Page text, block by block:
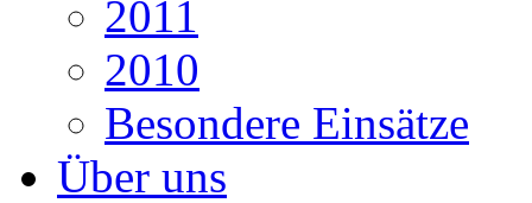
2011
2010
Besondere Einsätze
Über uns